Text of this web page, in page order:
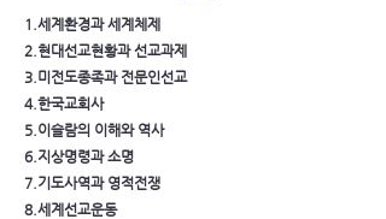
1.세계환경과 세계체제
2.현대선교현황과 선교과제
3.미전도종족과 전문인선교
4.한국교회사
5.이슬람의 이해와 역사
6.지상명령과 소명
7.기도사역과 영적전쟁
8.세계선교운동